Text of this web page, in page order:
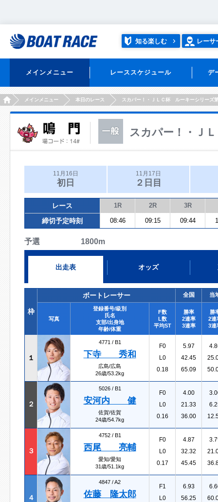
知る楽しむ レーサ
メインメニュー レーススケジュール デ
HOMEメインメニュー 本日のレース スカパー！・ＪＬＣ杯 ルーキーシリーズ
スカパー！・Ｊ
11月16日
初日
11月17日
２日目
レース 1R 2R 3R
締切予定時刻 08:46 09:15 09:44
予選 1800m
出走表 オッズ
枠
ボートレーサー 全国 当
写真
登録番号/級別
氏名
支部/出身地
年齢/体重
F数
L数
平均ST
勝率
2連率
3連率
勝
2連
3連
１
4771 / B1
下寺 秀和
広島/広島
26歳/53.2kg
F0
L0
0.18
5.97
42.45
65.09
２
5026 / B1
安河内 健
佐賀/佐賀
24歳/54.7kg
F0
L0
0.16
4.00
21.33
36.00
３
4752 / B1
西尾 亮輔
愛知/愛知
31歳/51.1kg
F0
L0
0.17
4.87
32.32
45.45
４
4847 /A2
佐藤 隆太郎
F1
L0
6.93
56.25